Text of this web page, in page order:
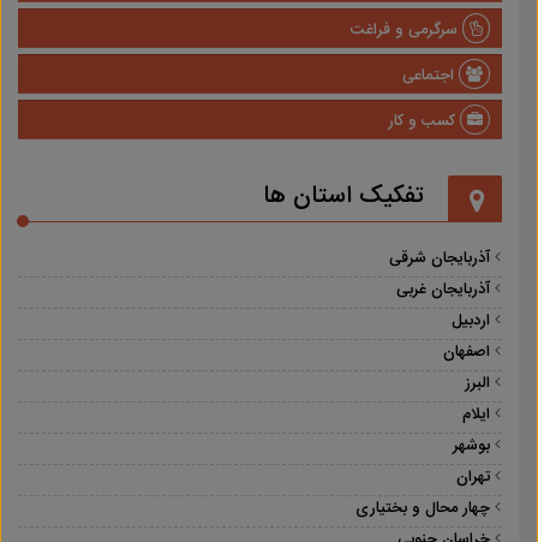
سرگرمی و فراغت
اجتماعی
کسب و کار
تفکیک استان ها
آذربایجان شرقی
آذربایجان غربی
اردبیل
اصفهان
البرز
ایلام
بوشهر
تهران
چهار محال و بختیاری